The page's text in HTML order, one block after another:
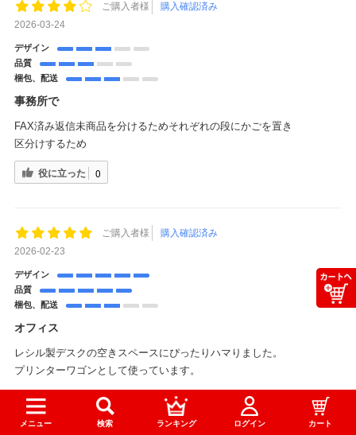
ご購入者様
購入確認済み
2026-03-24
デザイン
品質
梱包、配送
事務所で
FAX済み返信未商品を分けるためそれぞれの段にかごを置き
区分けするため
役に立った 0
ご購入者様
購入確認済み
2026-02-23
デザイン
品質
梱包、配送
オフィス
レシル製デスクの空きスペースにぴったりハマりました。
プリンターワゴンとして使っています。
メニュー 検索 ランキング ログイン カート